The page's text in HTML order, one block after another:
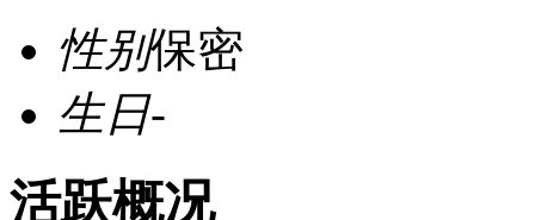
性别保密
生日-
活跃概况